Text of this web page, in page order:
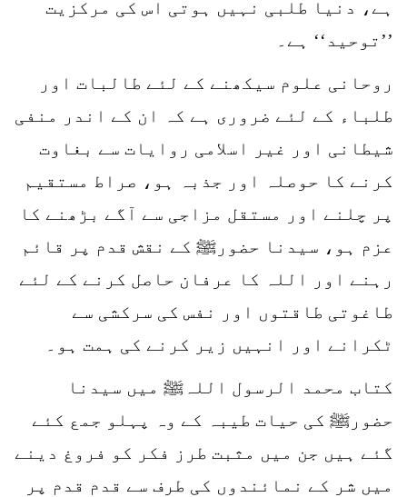
ہے، دنیا طلبی نہیں ہوتی اس کی مرکزیت
’’توحید‘‘ ہے۔
روحانی علوم سیکھنے کے لئے طالبات اور
طلباء کے لئے ضروری ہے کہ ان کے اندر منفی
شیطانی اور غیر اسلامی روایات سے بغاوت
کرنے کا حوصلہ اور جذبہ ہو، صراط مستقیم
پر چلنے اور مستقل مزاجی سے آگے بڑھنے کا
عزم ہو، سیدنا حضورﷺ کے نقش قدم پر قائم
رہنے اور اللہ کا عرفان حاصل کرنے کے لئے
طاغوتی طاقتوں اور نفس کی سرکشی سے
ٹکرانے اور انہیں زیر کرنے کی ہمت ہو۔
کتاب محمد الرسول اللہﷺ میں سیدنا
حضورﷺ کی حیات طیبہ کے وہ پہلو جمع کئے
گئے ہیں جن میں مثبت طرز فکر کو فروغ دینے
میں شر کے نمائندوں کی طرف سے قدم قدم پر